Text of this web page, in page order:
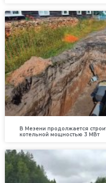
В Мезени продолжается
котельной мощностью 3 МВт